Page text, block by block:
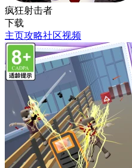
疯狂射击者
下载
主页攻略社区视频